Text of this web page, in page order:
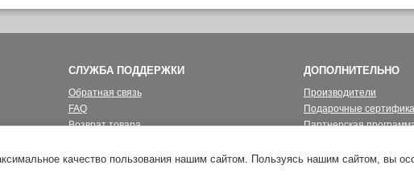
СЛУЖБА ПОДДЕРЖКИ
Обратная связь
FAQ
Возврат товара
ДОПОЛНИТЕЛЬНО
Производители
Подарочные
Партнерская
качество пользования нашим сайтом. Пользуясь нашим сайтом, вы